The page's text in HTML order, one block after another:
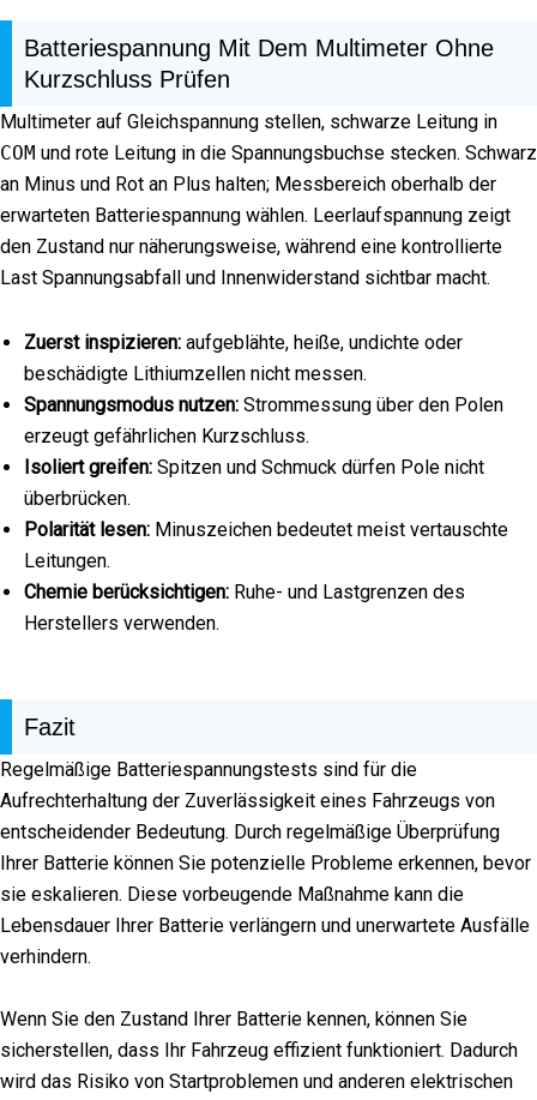
Batteriespannung Mit Dem Multimeter Ohne
Kurzschluss Prüfen
Multimeter auf Gleichspannung stellen, schwarze Leitung in
COM und rote Leitung in die Spannungsbuchse stecken. Schwarz
an Minus und Rot an Plus halten; Messbereich oberhalb der
erwarteten Batteriespannung wählen. Leerlaufspannung zeigt
den Zustand nur näherungsweise, während eine kontrollierte
Last Spannungsabfall und Innenwiderstand sichtbar macht.
Zuerst inspizieren: aufgeblähte, heiße, undichte oder
beschädigte Lithiumzellen nicht messen.
Spannungsmodus nutzen: Strommessung über den Polen
erzeugt gefährlichen Kurzschluss.
Isoliert greifen: Spitzen und Schmuck dürfen Pole nicht
überbrücken.
Polarität lesen: Minuszeichen bedeutet meist vertauschte
Leitungen.
Chemie berücksichtigen: Ruhe- und Lastgrenzen des
Herstellers verwenden.
Fazit
Regelmäßige Batteriespannungstests sind für die
Aufrechterhaltung der Zuverlässigkeit eines Fahrzeugs von
entscheidender Bedeutung. Durch regelmäßige Überprüfung
Ihrer Batterie können Sie potenzielle Probleme erkennen, bevor
sie eskalieren. Diese vorbeugende Maßnahme kann die
Lebensdauer Ihrer Batterie verlängern und unerwartete Ausfälle
verhindern.
Wenn Sie den Zustand Ihrer Batterie kennen, können Sie
sicherstellen, dass Ihr Fahrzeug effizient funktioniert. Dadurch
wird das Risiko von Startproblemen und anderen elektrischen